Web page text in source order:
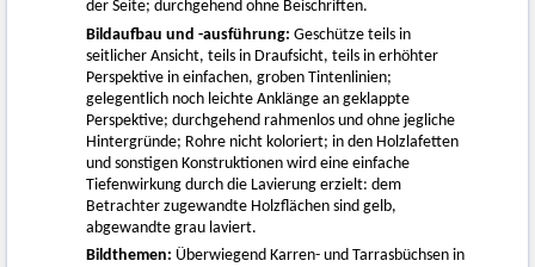
der Seite; durchgehend ohne Beischriften.
Bildaufbau und -ausführung: Geschütze teils in
seitlicher Ansicht, teils in Draufsicht, teils in erhöhter
Perspektive in einfachen, groben Tintenlinien;
gelegentlich noch leichte Anklänge an geklappte
Perspektive; durchgehend rahmenlos und ohne jegliche
Hintergründe; Rohre nicht koloriert; in den Holzlafetten
und sonstigen Konstruktionen wird eine einfache
Tiefenwirkung durch die Lavierung erzielt: dem
Betrachter zugewandte Holzflächen sind gelb,
abgewandte grau laviert.
Bildthemen: Überwiegend Karren- und Tarrasbüchsen in